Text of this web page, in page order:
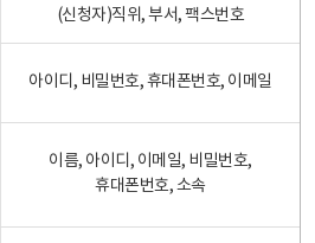
(신청자)직위, 부서, 팩스번호
아이디, 비밀번호, 휴대폰번호, 이메일
이름, 아이디, 이메일, 비밀번호,
휴대폰번호, 소속